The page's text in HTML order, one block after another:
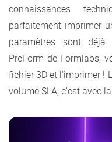
connaissances
parfaitement imprimer
paramètres sont déjà
PreForm de Formlabs,
fichier 3D et l'imprimer !
volume SLA, c'est avec